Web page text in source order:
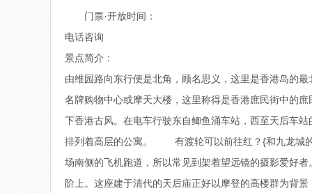
门票·开放时间：
电话咨询
景点简介：
由维园路向东行便是北角，顾名思义，这里是香港岛的
名牌购物中心或摩天大楼，这里称得是香港庶民街中
下香港古风。在电车行驶东自鲫鱼涌车站，西至天后车
排列着高层的公寓。 有渡轮可以前往红？{和九龙城的
场南侧的飞机跑道，所以常见到架着望远镜的摄影爱
阶上。这座建于清代的天后庙正好以摩登的高楼群为背景